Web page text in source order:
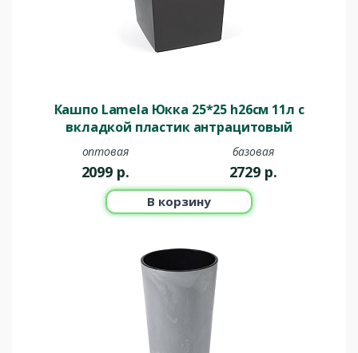
Кашпо Lamela Юкка 25*25 h26см 11л с
вкладкой пластик антрацитовый
оптовая
2099 р.
базовая
2729 р.
В корзину